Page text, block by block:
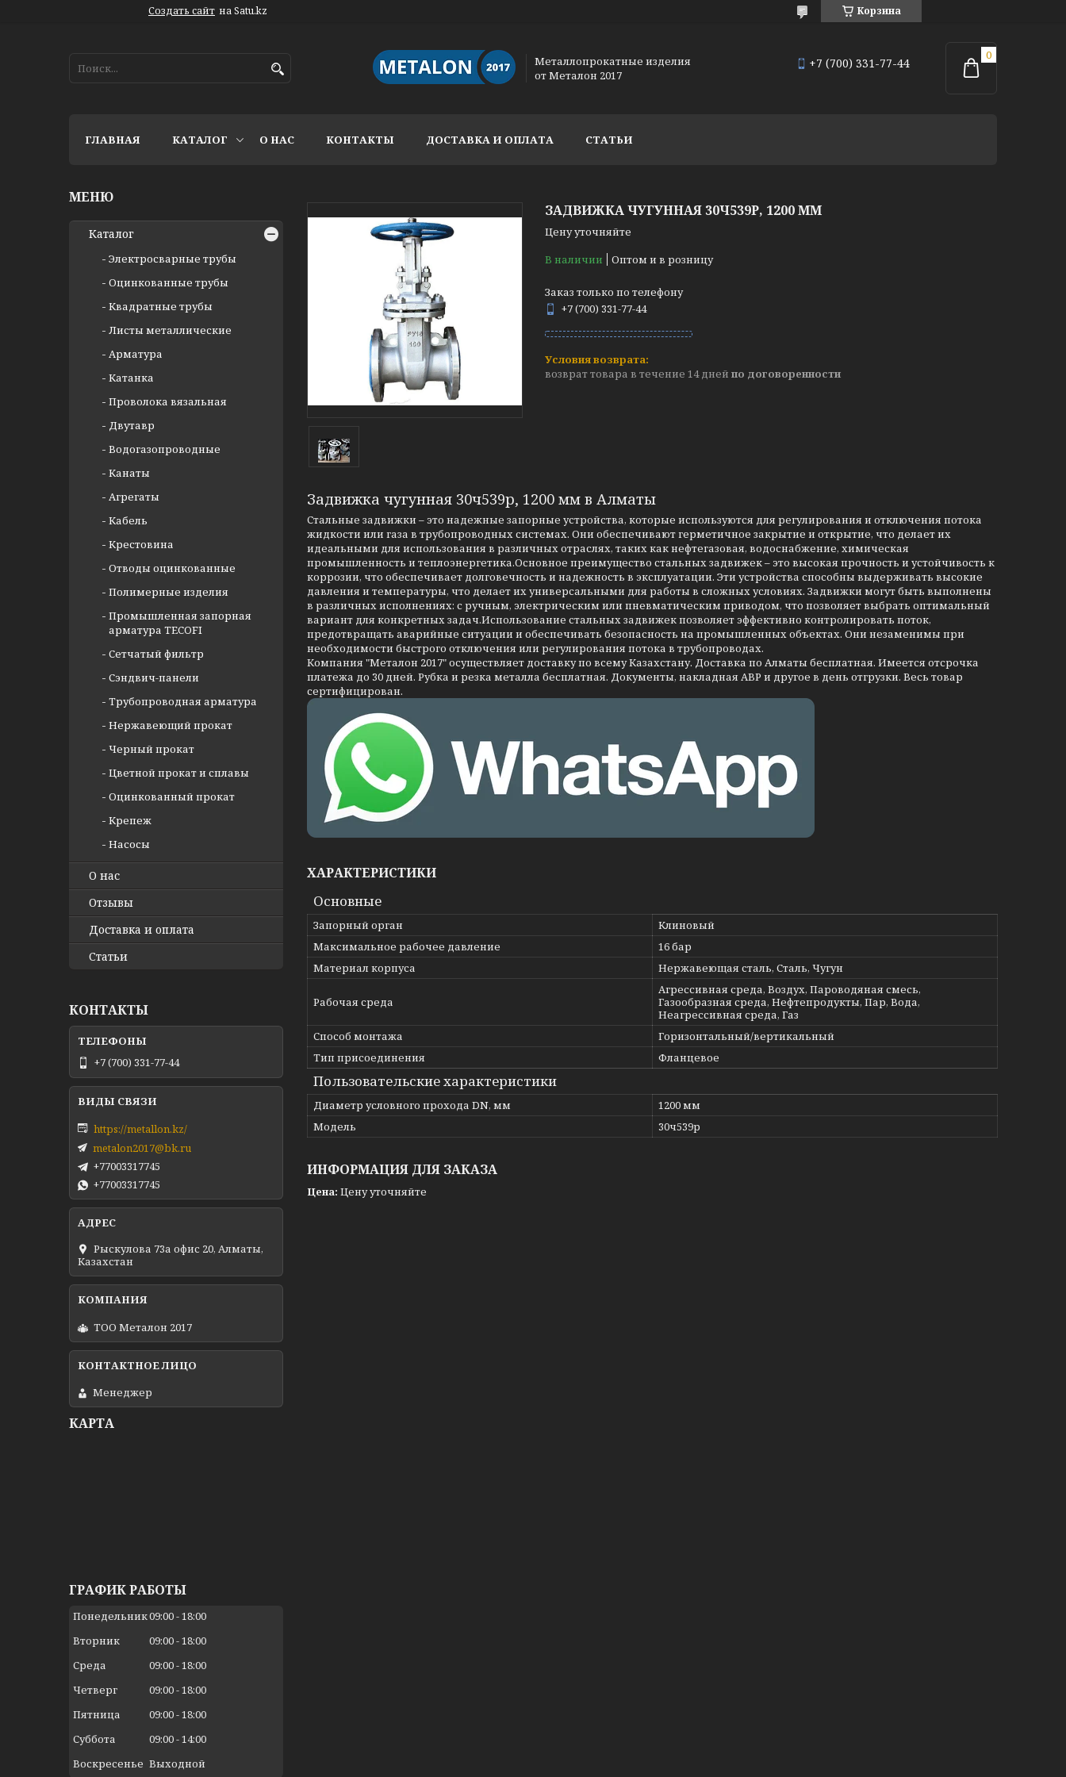
Создать сайт на Satu.kz Корзина
Металлопрокатные изделия
от Металон 2017
+7 (700) 331-77-44
ГЛАВНАЯ КАТАЛОГ О НАС КОНТАКТЫ ДОСТАВКА И ОПЛАТА СТАТЬИ
ЗАДВИЖКА ЧУГУННАЯ 30Ч539Р, 1200 ММ
Цену уточняйте
В наличии
Оптом и в розницу
Заказ только по телефону
+7 (700) 331-77-44
возврат товара в течение 14 дней по договоренности
Задвижка чугунная 30ч539р, 1200 мм в Алматы
Стальные задвижки – это надежные запорные устройства, которые используются для регулирования и отключения потока
жидкости или газа в трубопроводных системах. Они обеспечивают герметичное закрытие и открытие, что делает их
идеальными для использования в различных отраслях, таких как нефтегазовая, водоснабжение, химическая
промышленность и теплоэнергетика.Основное преимущество стальных задвижек – это высокая прочность и устойчивость к
коррозии, что обеспечивает долговечность и надежность в эксплуатации. Эти устройства способны выдерживать высокие
давления и температуры, что делает их универсальными для работы в сложных условиях. Задвижки могут быть выполнены
в различных исполнениях: с ручным, электрическим или пневматическим приводом, что позволяет выбрать оптимальный
вариант для конкретных задач.Использование стальных задвижек позволяет эффективно контролировать поток,
предотвращать аварийные ситуации и обеспечивать безопасность на промышленных объектах. Они незаменимы при
необходимости быстрого отключения или регулирования потока в трубопроводах.
Компания "Металон 2017" осуществляет доставку по всему Казахстану. Доставка по Алматы бесплатная. Имеется отсрочка
платежа до 30 дней. Рубка и резка металла бесплатная. Документы, накладная АВР и другое в день отгрузки. Весь товар
сертифицирован.
ХАРАКТЕРИСТИКИ
Основные
Запорный орган
Клиновый
Максимальное рабочее давление
16 бар
Материал корпуса
Нержавеющая сталь, Сталь, Чугун
Рабочая среда
Агрессивная среда, Воздух, Пароводяная смесь,
Газообразная среда, Нефтепродукты, Пар, Вода,
Неагрессивная среда, Газ
Способ монтажа
Горизонтальный/вертикальный
Тип присоединения
Фланцевое
Пользовательские характеристики
Диаметр условного прохода DN, мм
1200 мм
Модель
30ч539р
ИНФОРМАЦИЯ ДЛЯ ЗАКАЗА
Цена: Цену уточняйте
Каталог
Электросварные трубы
Оцинкованные трубы
Квадратные трубы
Листы металлические
Арматура
Катанка
Проволока вязальная
Двутавр
Водогазопроводные
Канаты
Агрегаты
Кабель
Крестовина
Отводы оцинкованные
Полимерные изделия
Промышленная запорная
арматура TECOFI
Сетчатый фильтр
Сэндвич-панели
Трубопроводная арматура
Нержавеющий прокат
Черный прокат
Цветной прокат и сплавы
Оцинкованный прокат
Крепеж
Насосы
О нас
Отзывы
Доставка и оплата
Статьи
КОНТАКТЫ
+7 (700) 331-77-44
https://metallon.kz/
metalon2017@bk.ru
+77003317745
+77003317745
Рыскулова 73а офис 20, Алматы,
Казахстан
ТОО Металон 2017
Менеджер
КАРТА
ГРАФИК РАБОТЫ
Понедельник09:00 18:00
Вторник
09:00 18:00
Среда
09:00 18:00
Четверг
09:00 18:00
Пятница
09:00 18:00
Суббота
09:00 14:00
Воскресенье Выходной